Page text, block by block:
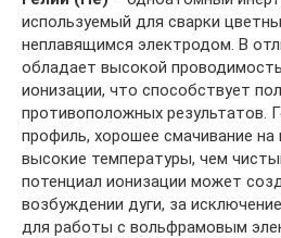
используемый для сварки
неплавящимся электродом. В
обладает высокой
ионизации, что способствует
противоположных результатов.
профиль, хорошее смачивание на
высокие температуры, чем
потенциал ионизации может
возбуждении дуги, за
для работы с вольфрамовым